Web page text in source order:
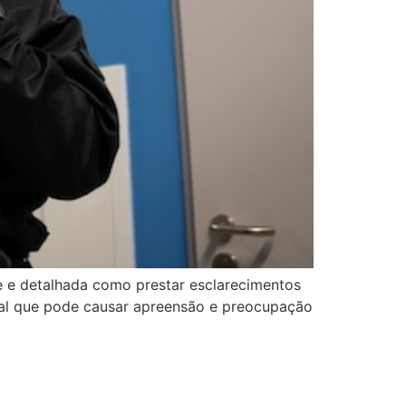
detalhada como prestar esclarecimentos
que pode causar apreensão e preocupação